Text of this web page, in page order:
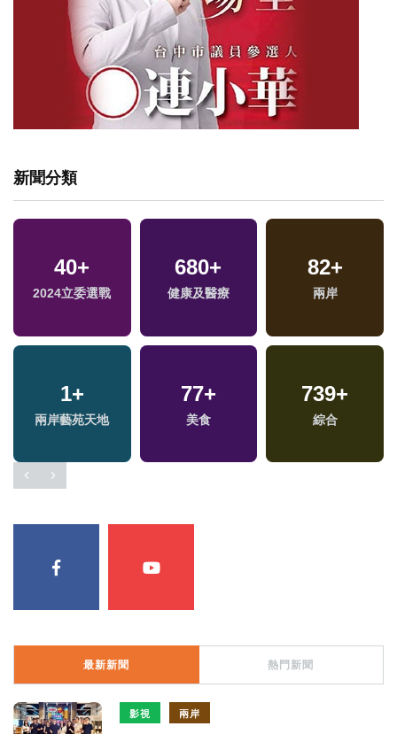
新聞分類
40+
2024立委選戰
680+
健康及醫療
82+
兩岸
1+
兩岸藝苑天地
77+
美食
739+
綜合
最新新聞 熱門新聞
影視 兩岸